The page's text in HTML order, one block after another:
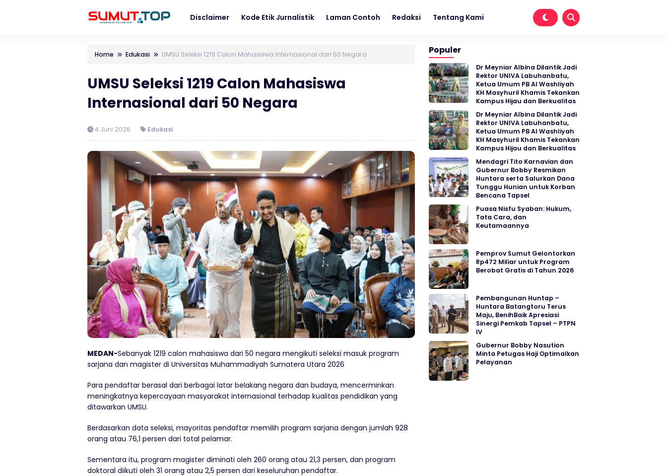
Disclaimer Kode Etik Jurnalistik Laman Contoh Redaksi Tentang Kami
Home Edukasi UMSU Seleksi 1219 Calon Mahasiswa Internasional dari 50 Negara
UMSU Seleksi 1219 Calon Mahasiswa
Internasional dari 50 Negara
4 Juni 2026 Edukasi
MEDAN-Sebanyak 1219 calon mahasiswa dari 50 negara mengikuti seleksi masuk program
sarjana dan magister di Universitas Muhammadiyah Sumatera Utara 2026
Para pendaftar berasal dari berbagai latar belakang negara dan budaya, mencerminkan
meningkatnya kepercayaan masyarakat internasional terhadap kualitas pendidikan yang
ditawarkan UMSU.
Berdasarkan data seleksi, mayoritas pendaftar memilih program sarjana dengan jumlah 928
orang atau 76,1 persen dari total pelamar.
Sementara itu, program magister diminati oleh 260 orang atau 21,3 persen, dan program
doktoral diikuti oleh 31 orang atau 2,5 persen dari keseluruhan pendaftar.
Populer
Dr Meyniar Albina Dilantik Jadi
Rektor UNIVA Labuhanbatu,
Ketua Umum PB Al Washliyah
KH Masyhuril Khamis Tekankan
Kampus Hijau dan Berkualitas
Dr Meyniar Albina Dilantik Jadi
Rektor UNIVA Labuhanbatu,
Ketua Umum PB Al Washliyah
KH Masyhuril Khamis Tekankan
Kampus Hijau dan Berkualitas
Mendagri Tito Karnavian dan
Gubernur Bobby Resmikan
Huntara serta Salurkan Dana
Tunggu Hunian untuk Korban
Bencana Tapsel
Puasa Nisfu Syaban: Hukum,
Tata Cara, dan
Keutamaannya
Pemprov Sumut Gelontorkan
Rp472 Miliar untuk Program
Berobat Gratis di Tahun 2026
Pembangunan Huntap –
Huntara Batangtoru Terus
Maju, BenihBaik Apresiasi
Sinergi Pemkab Tapsel – PTPN
IV
Gubernur Bobby Nasution
Minta Petugas Haji Optimalkan
Pelayanan